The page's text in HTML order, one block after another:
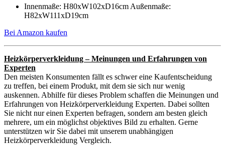
Innenmaße: H80xW102xD16cm Außenmaße:
H82xW111xD19cm
Bei Amazon kaufen
Heizkörperverkleidung – Meinungen und Erfahrungen von
Experten
Den meisten Konsumenten fällt es schwer eine Kaufentscheidung
zu treffen, bei einem Produkt, mit dem sie sich nur wenig
auskennen. Abhilfe für dieses Problem schaffen die Meinungen und
Erfahrungen von Heizkörperverkleidung Experten. Dabei sollten
Sie nicht nur einen Experten befragen, sondern am besten gleich
mehrere, um ein möglichst objektives Bild zu erhalten. Gerne
unterstützen wir Sie dabei mit unserem unabhängigen
Heizkörperverkleidung Vergleich.